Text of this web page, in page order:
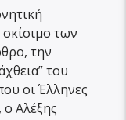
των
την
του
οι Έλληνες
ο Αλέξης